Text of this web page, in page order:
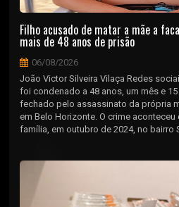
Filho acusado de matar a mãe a
mais de 48 anos de prisão
06/08/2026
João Victor Silveira Vilaça Redes
foi condenado a 48 anos, um mês e
fechado pelo assassinato da própria
em Belo Horizonte. O crime
família, em outubro de 2024, no bairro